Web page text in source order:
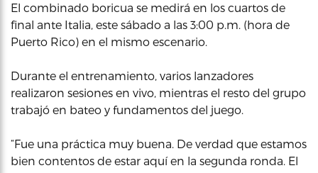
El combinado boricua se medirá en los cuartos de
final ante Italia, este sábado a las 3:00 p.m. (hora de
Puerto Rico) en el mismo escenario.
Durante el entrenamiento, varios lanzadores
realizaron sesiones en vivo, mientras el resto del grupo
trabajó en bateo y fundamentos del juego.
“Fue una práctica muy buena. De verdad que estamos
bien contentos de estar aquí en la segunda ronda. El